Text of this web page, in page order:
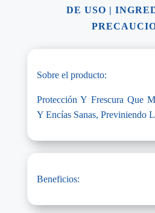
DE USO |
Sobre el producto:
Protección Y Frescura Que
Y Encías Sanas, Previniendo
Beneficios: